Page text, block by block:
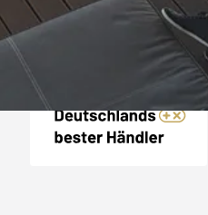
Auszeichnungen